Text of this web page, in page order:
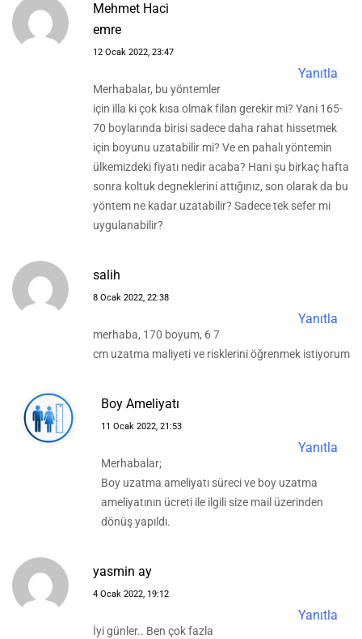
Mehmet Haci
emre
12 Ocak 2022, 23:47
Yanıtla
Merhabalar, bu yöntemler
için illa ki çok kısa olmak filan gerekir mi? Yani 165-
70 boylarında birisi sadece daha rahat hissetmek
için boyunu uzatabilir mi? Ve en pahalı yöntemin
ülkemizdeki fiyatı nedir acaba? Hani şu birkaç hafta
sonra koltuk degneklerini attığınız, son olarak da bu
yöntem ne kadar uzatabilir? Sadece tek sefer mi
uygulanabilir?
salih
8 Ocak 2022, 22:38
Yanıtla
merhaba, 170 boyum, 6 7
cm uzatma maliyeti ve risklerini öğrenmek istiyorum
Boy Ameliyatı
11 Ocak 2022, 21:53
Yanıtla
Merhabalar;
Boy uzatma ameliyatı süreci ve boy uzatma
ameliyatının ücreti ile ilgili size mail üzerinden
dönüş yapıldı.
yasmin ay
4 Ocak 2022, 19:12
Yanıtla
İyi günler.. Ben çok fazla